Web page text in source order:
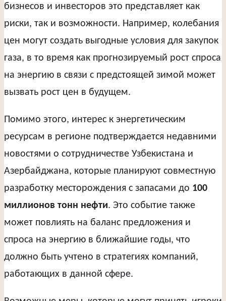
бизнесов и инвесторов это представляет как
риски, так и возможности. Например, колебания
цен могут создать выгодные условия для закупок
газа, в то время как прогнозируемый рост спроса
на энергию в связи с предстоящей зимой может
вызвать рост цен в будущем.
Помимо этого, интерес к энергетическим
ресурсам в регионе подтверждается недавними
новостями о сотрудничестве Узбекистана и
Азербайджана, которые планируют совместную
разработку месторождения с запасами до 100
миллионов тонн нефти. Это событие также
может повлиять на баланс предложения и
спроса на энергию в ближайшие годы, что
должно быть учтено в стратегиях компаний,
работающих в данной сфере.